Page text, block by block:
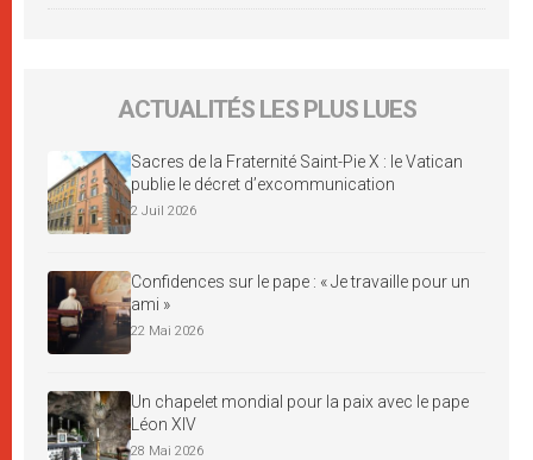
ACTUALITÉS LES PLUS LUES
Sacres de la Fraternité Saint-Pie X : le Vatican
publie le décret d’excommunication
2 Juil 2026
Confidences sur le pape : « Je travaille pour un
ami »
22 Mai 2026
Un chapelet mondial pour la paix avec le pape
Léon XIV
28 Mai 2026